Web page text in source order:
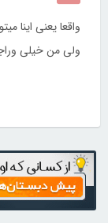
واقعا یعنی اینا
ولی من خیلی